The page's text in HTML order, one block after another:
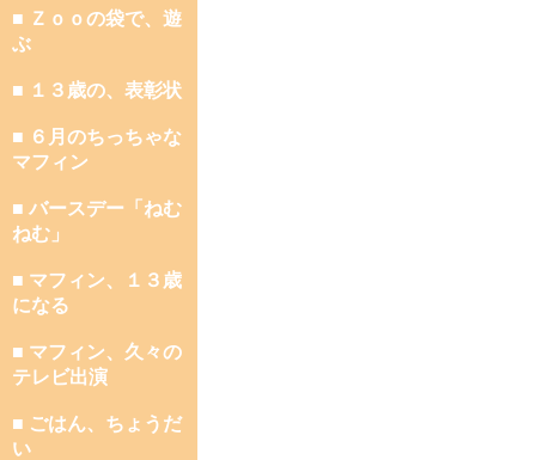
■ Ｚｏｏの袋で、遊
ぶ
■ １３歳の、表彰状
■ ６月のちっちゃな
マフィン
■ バースデー「ねむ
ねむ」
■ マフィン、１３歳
になる
■ マフィン、久々の
テレビ出演
■ ごはん、ちょうだ
い